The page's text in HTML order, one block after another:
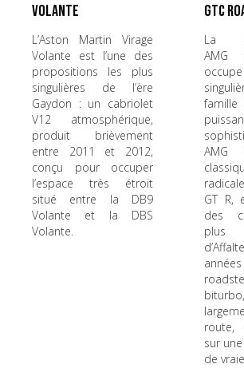
Volante
L’Aston Martin Virage
Volante est l’une des
propositions les plus
singulières de l’ère
Gaydon : un cabriolet
V12 atmosphérique,
produit brièvement
entre 2011 et 2012,
conçu pour occuper
l’espace très étroit
situé entre la DB9
Volante et la DBS
Volante.
GTC
La
AMG
famille
AMG
GT R,
des
route,
sur
de